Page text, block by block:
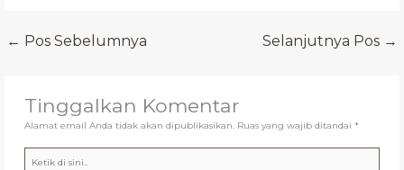
← Pos Sebelumnya Selanjutnya Pos →
Tinggalkan Komentar
Alamat email Anda tidak akan dipublikasikan. Ruas yang wajib ditandai *